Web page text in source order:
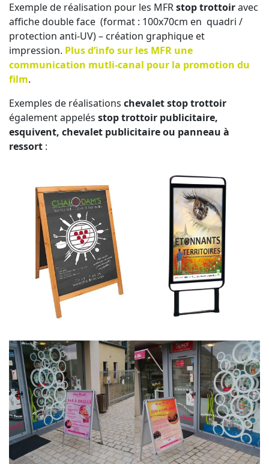
Exemple de réalisation pour les MFRstop trottoiravec
affiche double face (format : 100x70cm en quadri /
protection anti-UV) – création graphique et
impression. Plus d’info sur les MFR une
communication mutli-canal pour la promotion du
film.
Exemples de réalisations chevalet stop trottoir
également appelés stop trottoir publicitaire,
esquivent, chevalet publicitaire ou panneau à
ressort :